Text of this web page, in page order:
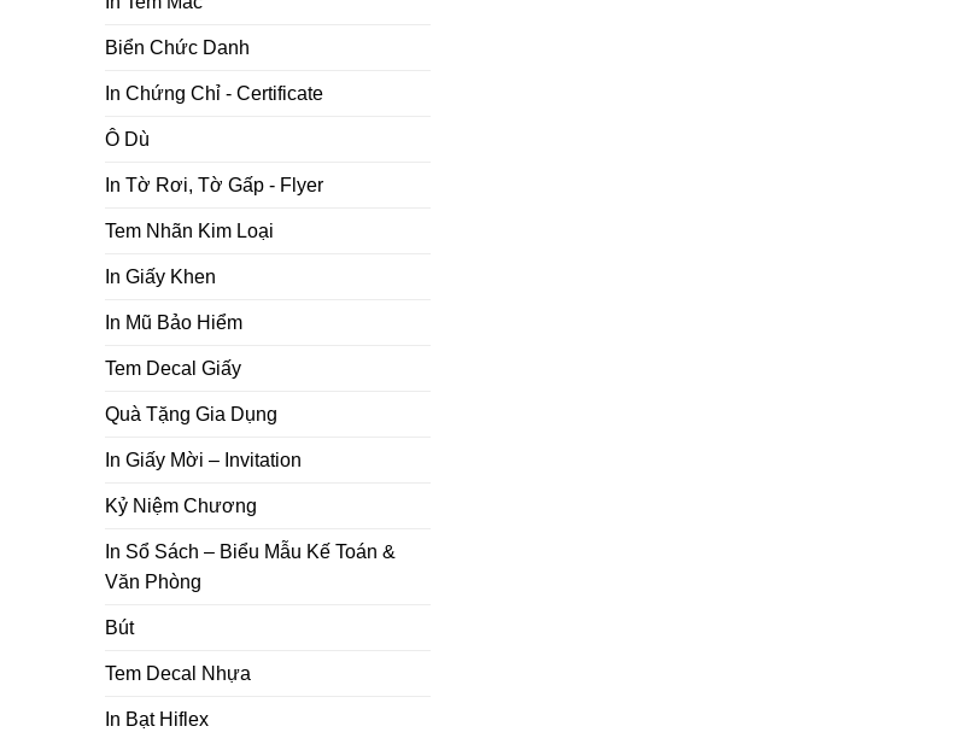
Biển Chức Danh
In Chứng Chỉ - Certificate
Ô Dù
In Tờ Rơi, Tờ Gấp - Flyer
Tem Nhãn Kim Loại
In Giấy Khen
In Mũ Bảo Hiểm
Tem Decal Giấy
Quà Tặng Gia Dụng
In Giấy Mời – Invitation
Kỷ Niệm Chương
In Sổ Sách – Biểu Mẫu Kế Toán &
Văn Phòng
Bút
Tem Decal Nhựa
In Bạt Hiflex